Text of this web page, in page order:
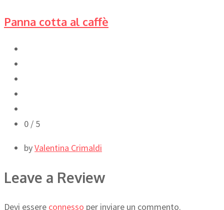
Panna cotta al caffè
0 / 5
byValentina Crimaldi
Leave a Review
Devi essere connesso per inviare un commento.